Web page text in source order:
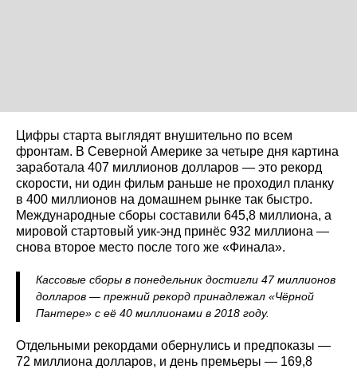
Цифры старта выглядят внушительно по всем
фронтам. В Северной Америке за четыре дня картина
заработала 407 миллионов долларов — это рекорд
скорости, ни один фильм раньше не проходил планку
в 400 миллионов на домашнем рынке так быстро.
Международные сборы составили 645,8 миллиона, а
мировой стартовый уик-энд принёс 932 миллиона —
снова второе место после того же «Финала».
Кассовые сборы в понедельник достигли 47 миллионов
долларов — прежний рекорд принадлежал «Чёрной
Пантере» с её 40 миллионами в 2018 году.
Отдельными рекордами обернулись и предпоказы —
72 миллиона долларов, и день премьеры — 169,8